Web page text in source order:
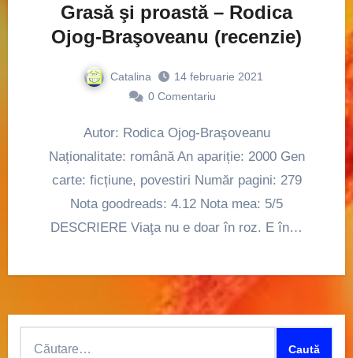
Grasă şi proastă – Rodica
Ojog-Braşoveanu (recenzie)
Catalina
14 februarie 2021
0 Comentariu
Autor: Rodica Ojog-Braşoveanu
Naționalitate: română An apariție: 2000 Gen
carte: ficțiune, povestiri Număr pagini: 279
Nota goodreads: 4.12 Nota mea: 5/5
DESCRIERE Viaţa nu e doar în roz. E în…